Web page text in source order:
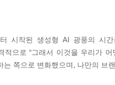
, 퍼플렉시티
시작된 생성형 AI 광풍의 시
적으로 “그래서 이것을 우리가
는 쪽으로 변화했으며, 나만의 브